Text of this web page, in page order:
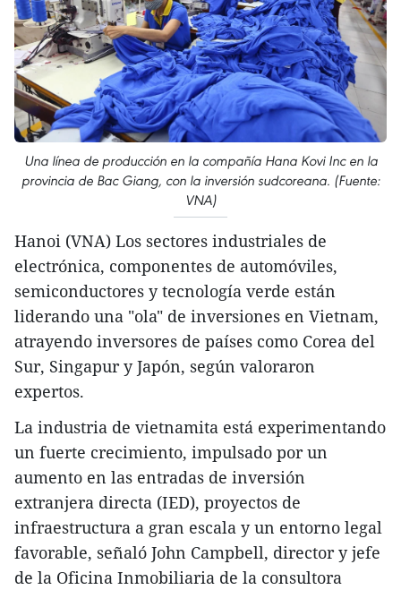
Una línea de producción en la compañía Hana Kovi Inc en la
provincia de Bac Giang, con la inversión sudcoreana. (Fuente:
VNA)
Hanoi (VNA) Los sectores industriales de
electrónica, componentes de automóviles,
semiconductores y tecnología verde están
liderando una "ola" de inversiones en Vietnam,
atrayendo inversores de países como Corea del
Sur, Singapur y Japón, según valoraron
expertos.
La industria de vietnamita está experimentando
un fuerte crecimiento, impulsado por un
aumento en las entradas de inversión
extranjera directa (IED), proyectos de
infraestructura a gran escala y un entorno legal
favorable, señaló John Campbell, director y jefe
de la Oficina Inmobiliaria de la consultora